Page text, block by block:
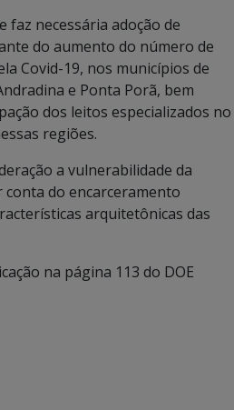
faz necessária adoção de
do aumento do número de
Covid-19, nos municípios de
e Ponta Porã, bem
dos leitos especializados no
regiões.
a vulnerabilidade da
do encarceramento
arquitetônicas das
na página 113 do DOE